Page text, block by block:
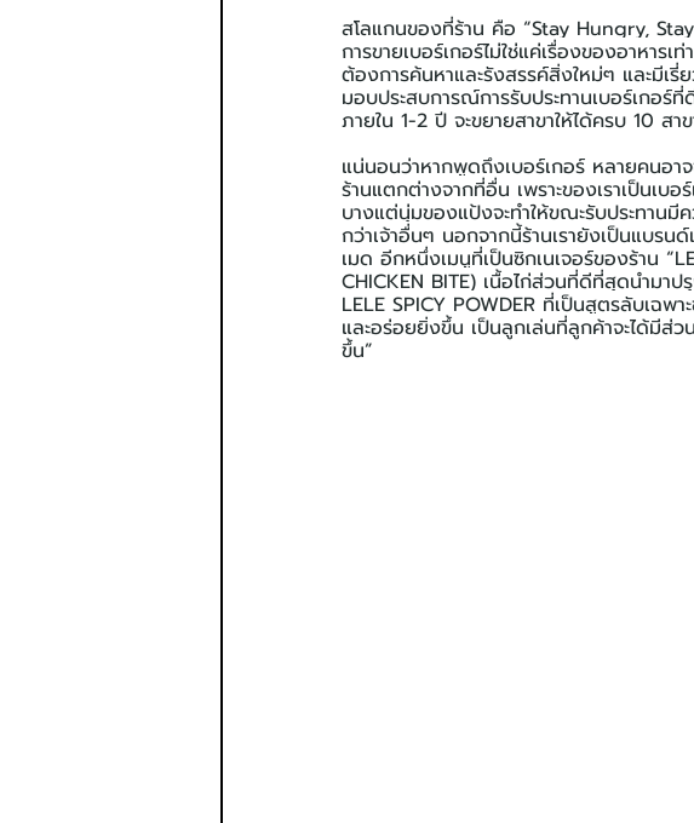
สโลแกนของที่ร้าน คือ “Stay Hungry,
การขายเบอร์เกอร์ไม่ใช่แค่เรื่องของอาหาร
ต้องการค้นหาและรังสรรค์สิ่งใหม่ๆ และมีเ
มอบประสบการณ์การรับประทานเบอร์เกอร์
ภายใน 1-2 ปี จะขยายสาขาให้ได้ครบ 10 สา
แน่นอนว่าหากพูดถึงเบอร์เกอร์ หลายคนอ
ร้านแตกต่างจากที่อื่น เพราะของเราเป็นเ
บางแต่นุ่มของแป้งจะทำให้ขณะรับประทานมี
กว่าเจ้าอื่นๆ นอกจากนี้ร้านเรายังเป็นแบรน
เมด อีกหนึ่งเมนูที่เป็นซิกเนเจอร์ของร้าน
CHICKEN BITE) เนื้อไก่ส่วนที่ดีที่สุดนำมา
LELE SPICY POWDER ที่เป็นสูตรลับเฉพ
และอร่อยยิ่งขึ้น เป็นลูกเล่นที่ลูกค้าจะได้มีส่ว
ขึ้น”